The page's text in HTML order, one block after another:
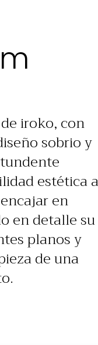
iroko, con
sobrio y
estética a
en
en detalle su
planos y
de una